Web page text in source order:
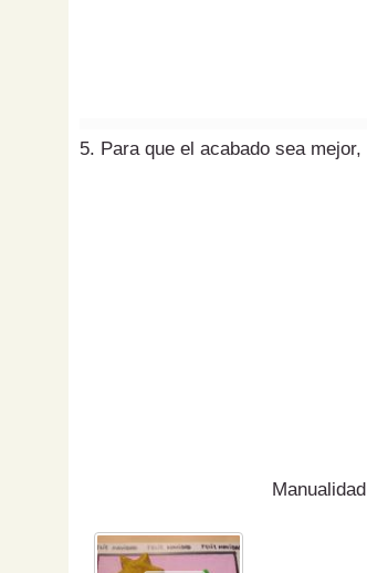
5. Para que el acabado sea